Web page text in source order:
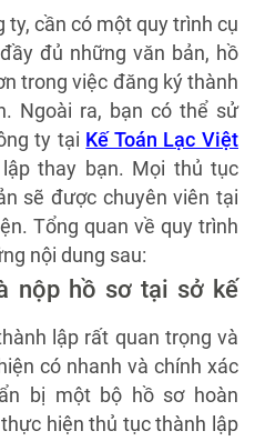
cần có một quy trình cụ
đủ những văn bản, hồ
trong việc đăng ký thành
Ngoài ra, bạn có thể sử
ty tại Kế Toán Lạc Việt
thay bạn. Mọi thủ tục
sẽ được chuyên viên tại
Tổng quan về quy trình
nội dung sau:
nộp hồ sơ tại sở kế
lập rất quan trọng và
có nhanh và chính xác
bị một bộ hồ sơ hoàn
hiện thủ tục thành lập